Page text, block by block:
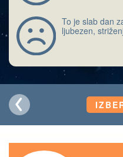
To je slab dan
ljubezen,